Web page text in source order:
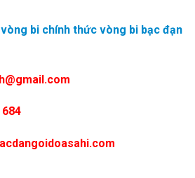
bi chính thức vòng bi bạc đạn